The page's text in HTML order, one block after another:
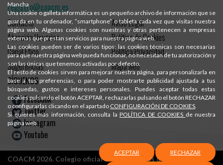
registro@coacm.es
Contacto
Atención Usuarios
Canal Ético
Sugerencias
Aviso Legal
Política de Cookies
Política Privacidad
Mapa web
SÍGUENOS
Facebook
Twitter
Instagram
Youtube
COACM 2026. Colegio oficial de Arquitectos de Castilla-La
Mancha
Una cookie o galleta informática es un pequeño archivo de información que se
guarda en tu ordenador, “smartphone” o tableta cada vez que visitas nuestra
página web. Algunas cookies son nuestras y otras pertenecen a empresas
externas que prestan servicios para nuestra página web.
Las cookies pueden ser de varios tipos: las cookies técnicas son necesarias
para que nuestra página web pueda funcionar, no necesitan de tu autorización y
son las únicas que tenemos activadas por defecto.
El resto de cookies sirven para mejorar nuestra página, para personalizarla en
base a tus preferencias, o para poder mostrarte publicidad ajustada a tus
búsquedas, gustos e intereses personales. Puedes aceptar todas estas
cookies pulsando el botón ACEPTAR, rechazarlas pulsando el botón RECHAZAR
o configurarlas clicando en el apartado CONFIGURACIÓN DE COOKIES.
Si quieres más información, consulta la POLÍTICA DE COOKIES de nuestra
página web.
ACEPTAR RECHAZAR